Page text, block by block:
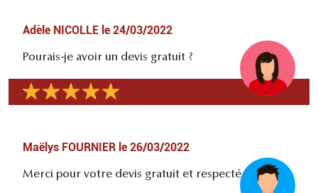
Adèle NICOLLE le 24/03/2022
Pourais-je avoir un devis gratuit ?
Maëlys FOURNIER le 26/03/2022
Merci pour votre devis gratuit et respecté